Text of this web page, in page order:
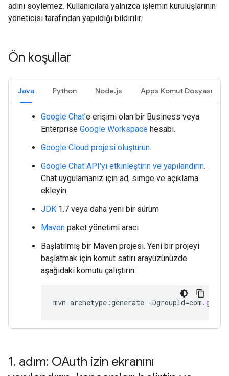
adını söylemez. Kullanıcılara yalnızca işlemin kuruluşlarının
yöneticisi tarafından yapıldığı bildirilir.
Ön koşullar
Java Python Node.js Apps Komut Dosyası
Google Chat'e erişimi olan bir Business veya
Enterprise Google Workspace hesabı.
Google Cloud projesi oluşturun.
Google Chat API'yi etkinleştirin ve yapılandırın.
Chat uygulamanız için ad, simge ve açıklama
ekleyin.
JDK 1.7 veya daha yeni bir sürüm
Maven paket yönetimi aracı
Başlatılmış bir Maven projesi. Yeni bir projeyi
başlatmak için komut satırı arayüzünüzde
aşağıdaki komutu çalıştırın:
mvn archetype :generate -DgroupId=com .
1. adım: OAuth izin ekranını